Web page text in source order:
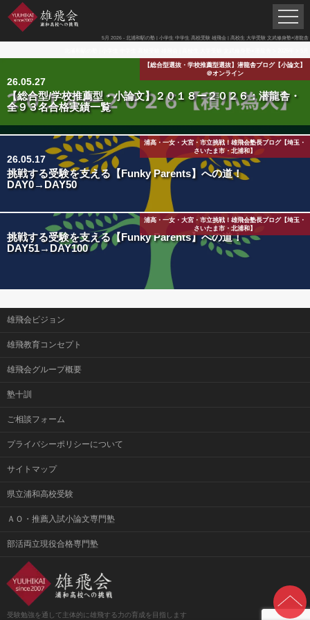
5月 2026 - 北浦和駅の塾 | 小学生 中学生 高校受験 雄飛会 | 高校生 大学受験 文武修身塾×潜龍舎
【総合型選抜・学校推薦型選抜】潜龍舎ブログ【小論文】
＠オンライン
26.05.27
【総合型/学校推薦型・小論文】２０１８ー２０２６：潜龍舎・
全９３名合格実績一覧
浦高・一女・大宮・市立挑戦！雄飛会塾長ブログ【埼玉・
さいたま市・北浦和】
26.05.17
挑戦する受験を支える【Funky Parents】への道！
DAY0→DAY50
浦高・一女・大宮・市立挑戦！雄飛会塾長ブログ【埼玉・
さいたま市・北浦和】
挑戦する受験を支える【Funky Parents】への道！
DAY51→DAY100
雄飛会ビジョン
雄飛教育コンセプト
雄飛会グループ概要
塾十訓
ご相談フォーム
プライバシーポリシーについて
サイトマップ
県立浦和高校受験
ＡＯ・推薦入試小論文専門塾
部活両立現役合格専門塾
受験勉強を通して主体的に雄飛する力の育成を目指します